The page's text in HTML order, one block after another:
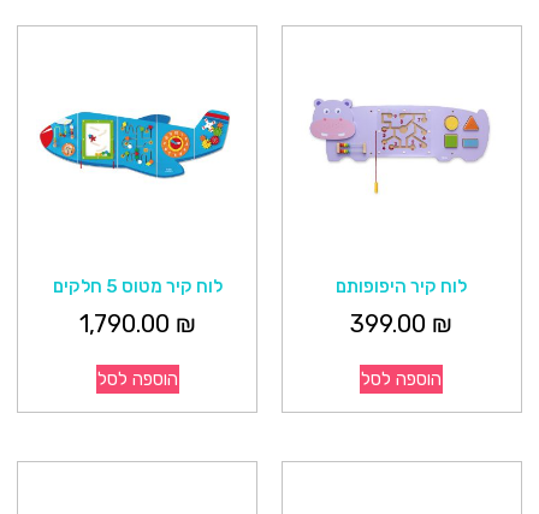
לוח קיר היפופותם
399.00 ₪
הוספה לסל
לוח קיר מטוס 5 חלקים
1,790.00 ₪
הוספה לסל